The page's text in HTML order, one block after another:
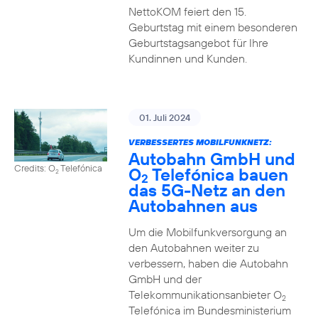
NettoKOM feiert den 15.
Geburtstag mit einem besonderen
Geburtstagsangebot für Ihre
Kundinnen und Kunden.
Credits: O2Telefónica
01. Juli 2024
VERBESSERTES MOBILFUNKNETZ:
Autobahn GmbH und
O2 Telefónica bauen
das 5G-Netz an den
Autobahnen aus
Um die Mobilfunkversorgung an
den Autobahnen weiter zu
verbessern, haben die Autobahn
GmbH und der
Telekommunikationsanbieter O2
Telefónica im Bundesministerium